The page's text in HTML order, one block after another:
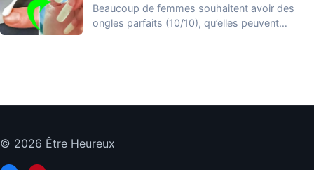
Beaucoup de femmes souhaitent avoir des
ongles parfaits (10/10), qu’elles peuvent
© 2026 Être Heureux